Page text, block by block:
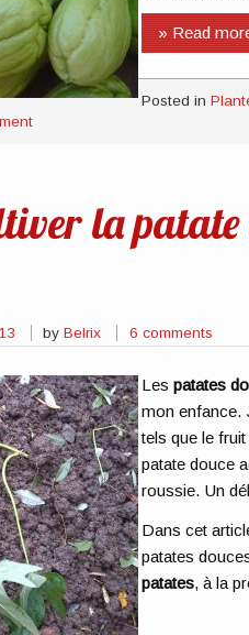
» Read
Posted in
la patate
byBelrix 6 comments
Lespatates
mon enfance.
tels que le
patate douce
roussie. Un
Dans cet
patates
patates, à la